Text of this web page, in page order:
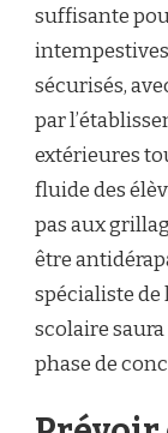
suffisante
sécurisés,
par
extérieures
fluide des
pas aux
être
spécialiste de
scolaire
phase de